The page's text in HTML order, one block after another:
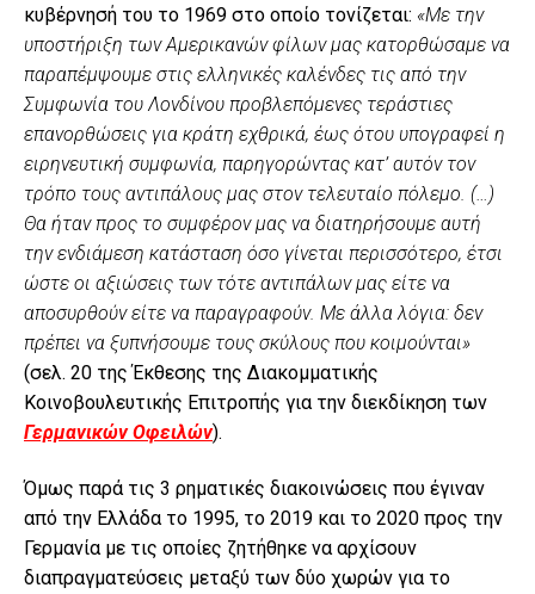
κυβέρνησή του το 1969 στο οποίο τονίζεται: «Με την
υποστήριξη των Αμερικανών φίλων μας κατορθώσαμε να
παραπέμψουμε στις ελληνικές καλένδες τις από την
Συμφωνία του Λονδίνου προβλεπόμενες τεράστιες
επανορθώσεις για κράτη εχθρικά, έως ότου υπογραφεί η
ειρηνευτική συμφωνία, παρηγορώντας κατ’ αυτόν τον
τρόπο τους αντιπάλους μας στον τελευταίο πόλεμο. (…)
Θα ήταν προς το συμφέρον μας να διατηρήσουμε αυτή
την ενδιάμεση κατάσταση όσο γίνεται περισσότερο, έτσι
ώστε οι αξιώσεις των τότε αντιπάλων μας είτε να
αποσυρθούν είτε να παραγραφούν. Με άλλα λόγια: δεν
πρέπει να ξυπνήσουμε τους σκύλους που κοιμούνται»
(σελ. 20 της Έκθεσης της Διακομματικής
Κοινοβουλευτικής Επιτροπής για την διεκδίκηση των
Γερμανικών Οφειλών).
Όμως παρά τις 3 ρηματικές διακοινώσεις που έγιναν
από την Ελλάδα το 1995, το 2019 και το 2020 προς την
Γερμανία με τις οποίες ζητήθηκε να αρχίσουν
διαπραγματεύσεις μεταξύ των δύο χωρών για το